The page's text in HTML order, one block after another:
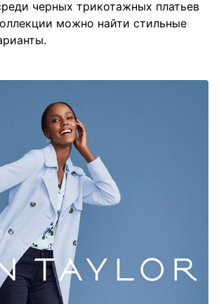
черных трикотажных платьев
можно найти стильные